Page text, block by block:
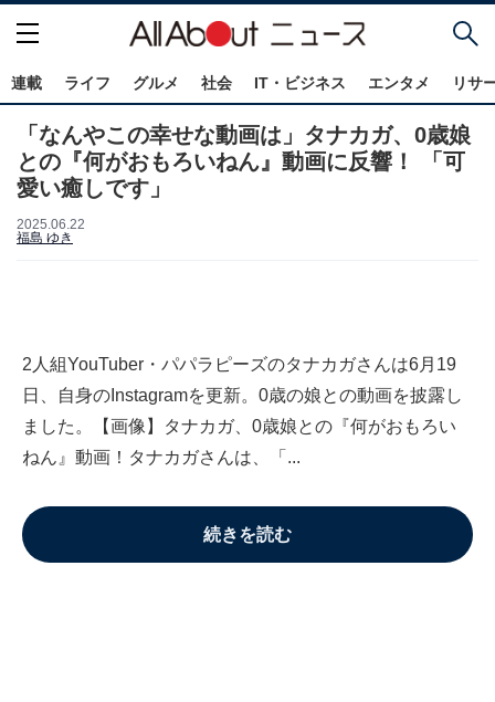
連載 ライフ グルメ 社会 IT・ビジネス エンタメ リサ
「なんやこの幸せな動画は」タナカガ、0歳娘
との『何がおもろいねん』動画に反響！ 「可
愛い癒しです」
2025.06.22
福島 ゆき
2人組YouTuber・パパラピーズのタナカガさんは6月19
日、自身のInstagramを更新。0歳の娘との動画を披露し
ました。【画像】タナカガ、0歳娘との『何がおもろい
ねん』動画！タナカガさんは、「...
続きを読む